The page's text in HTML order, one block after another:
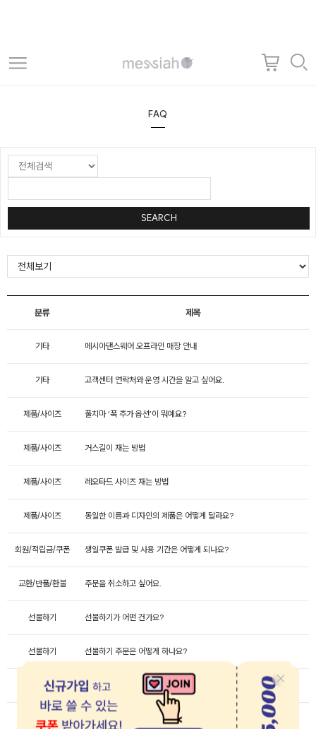
FAQ
SEARCH
분류 제목
기타 메시아댄스웨어 오프라인 매장 안내
기타 고객센터 연락처와 운영 시간을 알고 싶어요.
제품/사이즈 풀치마 ‘폭 추가 옵션’이 뭐예요?
제품/사이즈 거스길이 재는 방법
제품/사이즈 레오타드 사이즈 재는 방법
제품/사이즈 동일한 이름과 디자인의 제품은 어떻게 달라요?
회원/적립금/쿠폰 생일쿠폰 발급 및 사용 기간은 어떻게 되나요?
교환/반품/환불 주문을 취소하고 싶어요.
선물하기 선물하기가 어떤 건가요?
선물하기 선물하기 주문은 어떻게 하나요?
선물하기 선물 받은 제품은 어떻게 받나요?
선물하기 선물 받는 분에게 맞는 사이즈를 모르겠어요.